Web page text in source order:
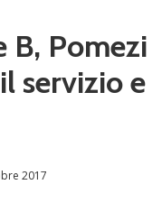
B, Pomezi
servizio e
2017